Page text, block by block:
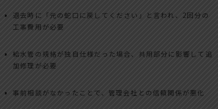
退去時に「元の蛇口に戻してください」と言われ、2回分の
工事費用が必要
給水管の規格が独自仕様だった場合、共用部分に影響して追
加修理が必要
事前相談がなかったことで、管理会社との信頼関係が悪化